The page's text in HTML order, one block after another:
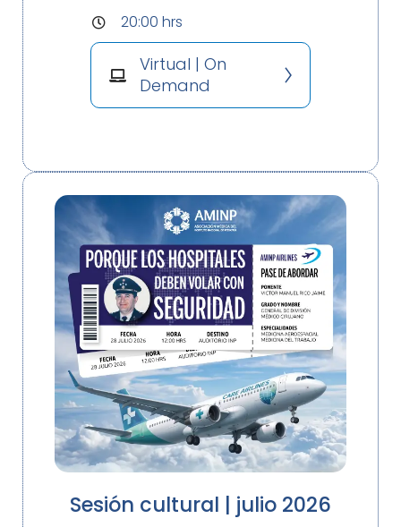
20:00 hrs
Virtual | On
Demand
Sesión cultural | julio 2026